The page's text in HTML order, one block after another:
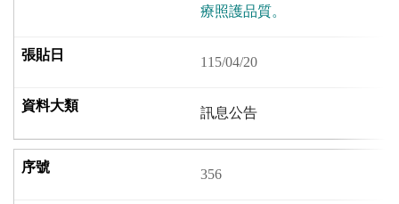
療照護品質。
115/04/20
訊息公告
356